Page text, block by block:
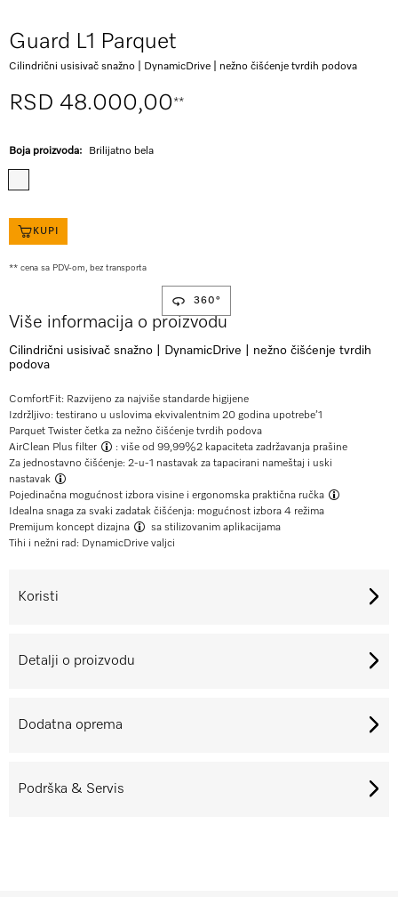
360°
Guard L1 Parquet
Cilindrični usisivač snažno | DynamicDrive | nežno čišćenje tvrdih podova
RSD 48.000,00**
Boja proizvoda: Brilijatno bela
KUPI
** cena sa PDV-om, bez transporta
Više informacija o proizvodu
Cilindrični usisivač snažno | DynamicDrive | nežno čišćenje tvrdih
podova
ComfortFit: Razvijeno za najviše standarde higijene
Izdržljivo: testirano u uslovima ekvivalentnim 20 godina upotrebe’1
Parquet Twister četka za nežno čišćenje tvrdih podova
AirClean Plus filter
: više od 99,99%2 kapaciteta zadržavanja prašine
Za jednostavno čišćenje: 2-u-1 nastavak za tapacirani nameštaj i uski
nastavak
Pojedinačna mogućnost izbora visine i ergonomska praktična ručka
Idealna snaga za svaki zadatak čišćenja: mogućnost izbora 4 režima
Premijum koncept dizajna
sa stilizovanim aplikacijama
Tihi i nežni rad: DynamicDrive valjci
Koristi
Detalji o proizvodu
Dodatna oprema
Podrška & Servis